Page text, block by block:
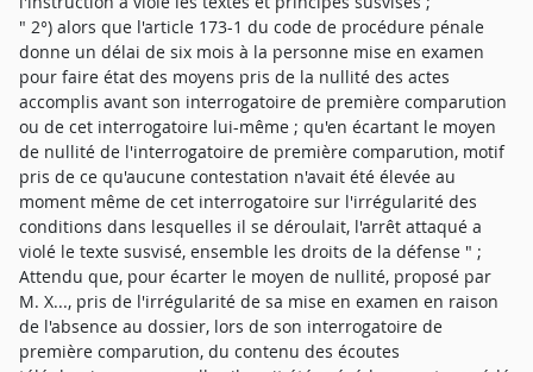
" 2°) alors que l'article 173-1 du code de procédure pénale
donne un délai de six mois à la personne mise en examen
pour faire état des moyens pris de la nullité des actes
accomplis avant son interrogatoire de première comparution
ou de cet interrogatoire lui-même ; qu'en écartant le moyen
de nullité de l'interrogatoire de première comparution, motif
pris de ce qu'aucune contestation n'avait été élevée au
moment même de cet interrogatoire sur l'irrégularité des
conditions dans lesquelles il se déroulait, l'arrêt attaqué a
violé le texte susvisé, ensemble les droits de la défense " ;
Attendu que, pour écarter le moyen de nullité, proposé par
M. X..., pris de l'irrégularité de sa mise en examen en raison
de l'absence au dossier, lors de son interrogatoire de
première comparution, du contenu des écoutes